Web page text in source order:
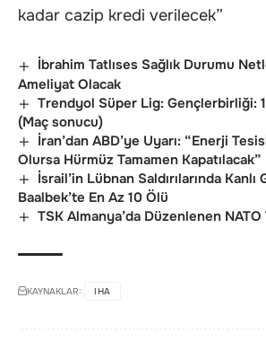
kadar cazip kredi verilecek”
İbrahim Tatlıses Sağlık Durumu
Ameliyat Olacak
Trendyol Süper Lig: Gençlerbirliği:
(Maç sonucu)
İran’dan ABD’ye Uyarı: “Enerji
Olursa Hürmüz Tamamen Kapatılacak”
İsrail’in Lübnan Saldırılarında
Baalbek’te En Az 10 Ölü
TSK Almanya’da Düzenlenen NATO
KAYNAKLAR: IHA